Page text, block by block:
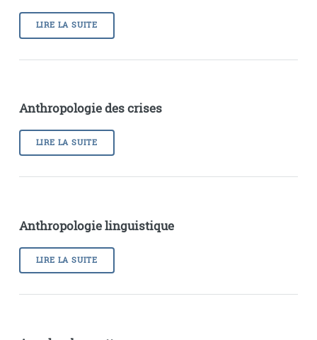
LIRE LA SUITE
Anthropologie des crises
LIRE LA SUITE
Anthropologie linguistique
LIRE LA SUITE